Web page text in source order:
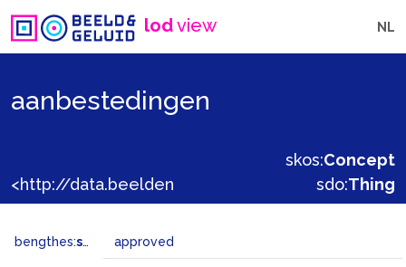
lodview NL
aanbestedingen
skos:Concept
sdo:Thing
bengthes:status approved